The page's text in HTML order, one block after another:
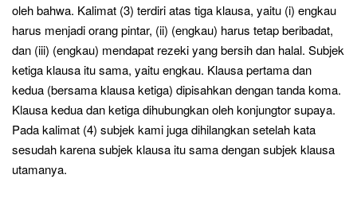
oleh bahwa. Kalimat (3) terdiri atas tiga klausa, yaitu (i) engkau
harus menjadi orang pintar, (ii) (engkau) harus tetap beribadat,
dan (iii) (engkau) mendapat rezeki yang bersih dan halal. Subjek
ketiga klausa itu sama, yaitu engkau. Klausa pertama dan
kedua (bersama klausa ketiga) dipisahkan dengan tanda koma.
Klausa kedua dan ketiga dihubungkan oleh konjungtor supaya.
Pada kalimat (4) subjek kami juga dihilangkan setelah kata
sesudah karena subjek klausa itu sama dengan subjek klausa
utamanya.